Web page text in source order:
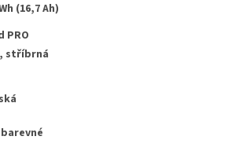
(16,7 Ah)
PRO
stříbrná